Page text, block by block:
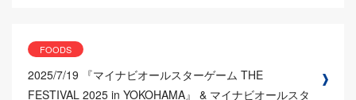
FOODS
2025/7/19
『マイナビオールスターゲーム THE
FESTIVAL 2025 in YOKOHAMA』 & マイナビオールスタ